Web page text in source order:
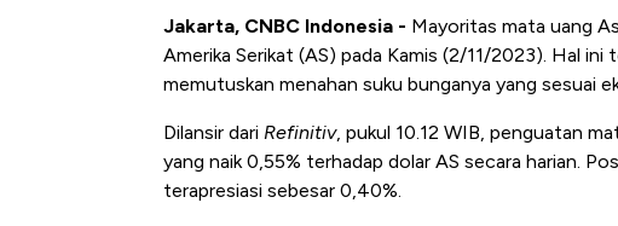
Jakarta, CNBC Indonesia - Mayoritas mata uang
Amerika Serikat (AS) pada Kamis (2/11/2023). Hal
memutuskan menahan suku bunganya yang sesuai
Dilansir dari Refinitiv, pukul 10.12 WIB, penguatan
yang naik 0,55% terhadap dolar AS secara harian.
terapresiasi sebesar 0,40%.